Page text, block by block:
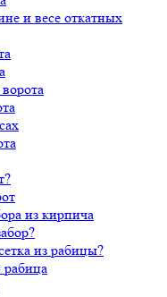
и весе откатных
из кирпича
из рабицы?
рабица